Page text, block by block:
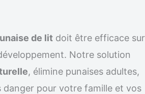
de lit doit être efficace sur
Notre solution
, élimine punaises adultes,
pour votre famille et vos